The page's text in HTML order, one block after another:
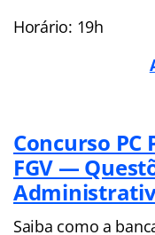
Horário: 19h
Concurso
FGV —
Saiba como a